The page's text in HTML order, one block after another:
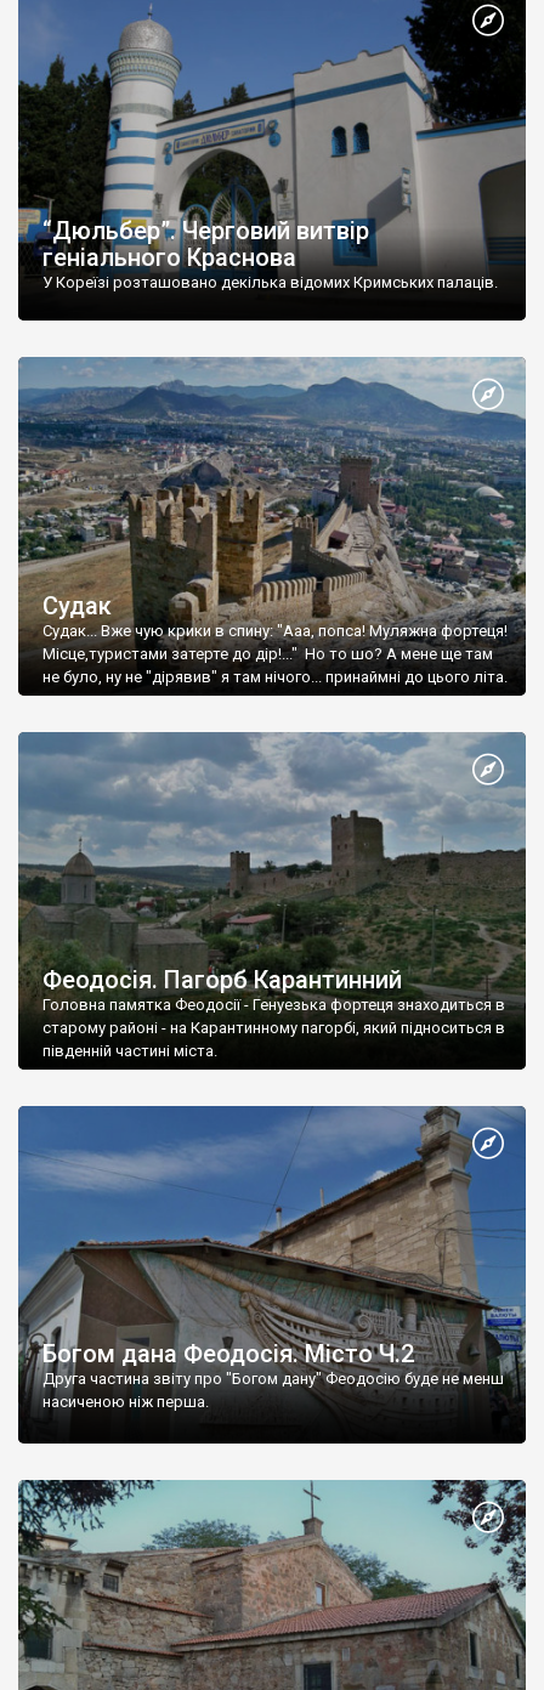
“Дюльбер”. Черговий витвір
геніального Краснова
У Кореїзі розташовано декілька відомих Кримських палаців.
Судак
Судак... Вже чую крики в спину: "Ааа, попса! Муляжна фортеця!
Місце,туристами затерте до дір!..." Но то шо? А мене ще там
не було, ну не "дірявив" я там нічого... принаймні до цього літа.
Феодосія. Пагорб Карантинний
Головна памятка Феодосії - Генуезька фортеця знаходиться в
старому районі - на Карантинному пагорбі, який підноситься в
південній частині міста.
Богом дана Феодосія. Місто Ч.2
Друга частина звіту про "Богом дану" Феодосію буде не менш
насиченою ніж перша.